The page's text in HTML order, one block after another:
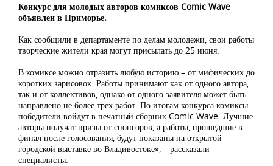
Конкурс для молодых авторов комиксов Comic Wave
объявлен в Приморье.
Как сообщили в департаменте по делам молодежи, свои работы
творческие жители края могут присылать до 25 июня.
В комиксе можно отразить любую историю – от мифических до
коротких зарисовок. Работы принимают как от одного автора,
так и от коллективов, однако от одного заявителя может быть
направлено не более трех работ. По итогам конкурса комиксы-
победители войдут в печатный сборник Comic Wave. Лучшие
авторы получат призы от спонсоров, а работы, прошедшие в
финал после голосования, будут показаны на открытой
городской выставке во Владивостоке», – рассказали
специалисты.